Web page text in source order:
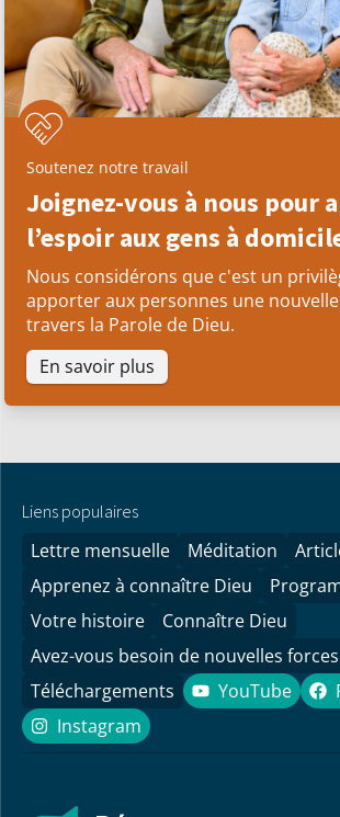
Soutenez notre travail
Joignez-vous à nous pour
l’espoir aux gens à
Nous considérons que c'est un
apporter aux personnes une
travers la Parole de Dieu.
En savoir plus
Liens populaires
Lettre mensuelle Méditation
Apprenez à connaître Dieu
Votre histoire
Connaître Dieu
Avez-vous besoin de nouvelles forces
Téléchargements
YouTube
YouTube
Instagram
Instagram